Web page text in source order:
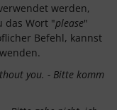
werden,
das Wort "please"
Befehl, kannst
you. - Bitte komm